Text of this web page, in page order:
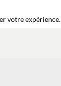
votre expérience.